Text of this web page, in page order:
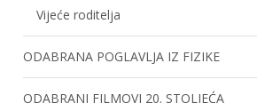
Vijeće roditelja
ODABRANA POGLAVLJA IZ FIZIKE
ODABRANI FILMOVI 20. STOLJEĆA